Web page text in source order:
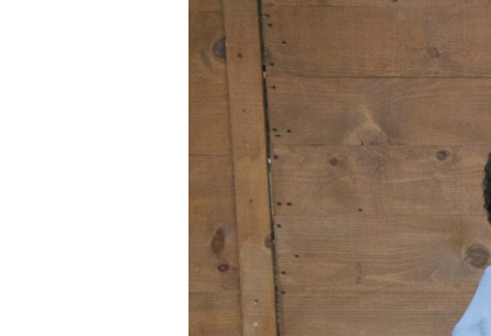
普通话
日本語